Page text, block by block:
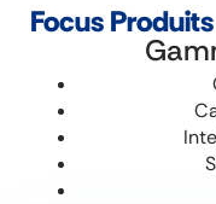
Focus Produits